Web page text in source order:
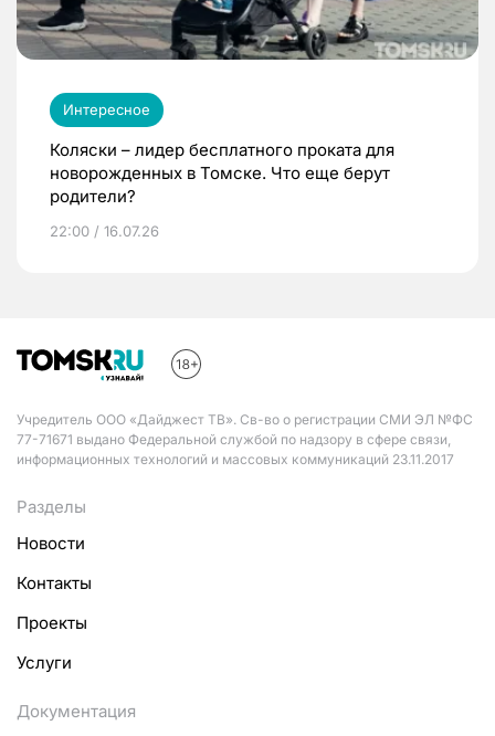
Интересное
Коляски – лидер бесплатного проката для
новорожденных в Томске. Что еще берут
родители?
22:00 / 16.07.26
Учредитель ООО «Дайджест ТВ». Св-во о регистрации СМИ ЭЛ №ФС
77-71671 выдано Федеральной службой по надзору в сфере связи,
информационных технологий и массовых коммуникаций 23.11.2017
Разделы
Новости
Контакты
Проекты
Услуги
Документация